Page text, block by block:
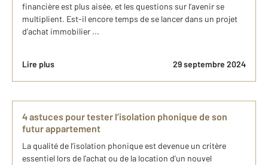
financière est plus aisée, et les questions sur l’avenir se
multiplient. Est-il encore temps de se lancer dans un projet
d’achat immobilier ...
Lire plus 29 septembre 2024
4 astuces pour tester l’isolation phonique de son
futur appartement
La qualité de l’isolation phonique est devenue un critère
essentiel lors de l’achat ou de la location d’un nouvel